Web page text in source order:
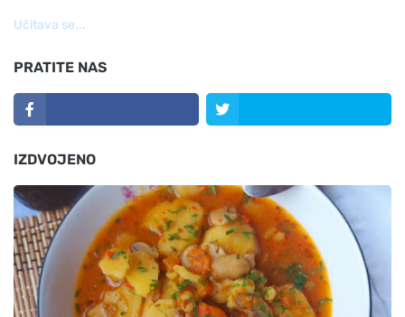
Učitava se...
PRATITE NAS
IZDVOJENO